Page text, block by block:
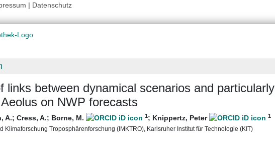
| Datenschutz
links between dynamical scenarios and particularly
on NWP forecasts
A.; Cress, A.; Borne, M. 1; Knippertz, Peter 1
Klimaforschung Troposphärenforschung (IMKTRO), Karlsruher Institut für Technologie (KIT)